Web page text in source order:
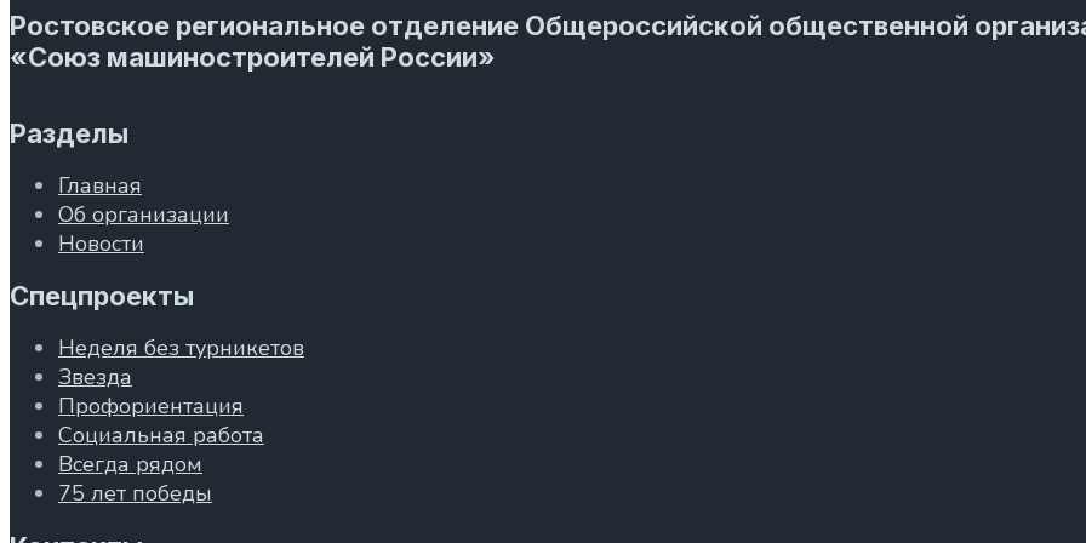
Ростовское региональное отделение Общероссийской общественной
«Союз машиностроителей России»
Разделы
Главная
Об организации
Новости
Спецпроекты
Неделя без турникетов
Звезда
Профориентация
Социальная работа
Всегда рядом
75 лет победы